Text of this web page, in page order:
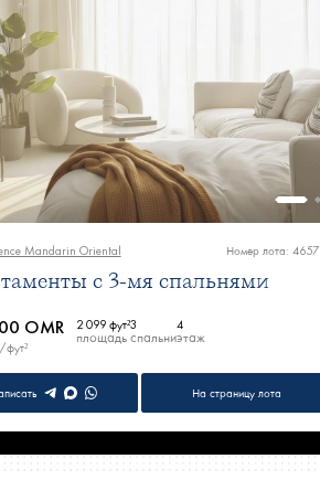
Mandarin Oriental Номер лота: 4657
с 3-мя спальнями
OMR 2 099 фут²
площадь
3
спальни
4
этаж
На страницу лота